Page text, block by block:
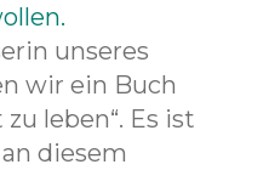
unseres
wir ein Buch
leben“. Es ist
diesem